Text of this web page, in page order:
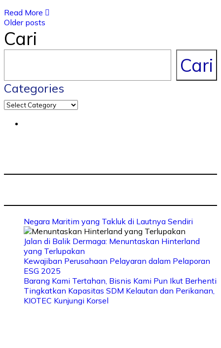
Read More
Older posts
Cari
Cari
Categories
Negara Maritim yang Takluk di Lautnya Sendiri
Jalan di Balik Dermaga: Menuntaskan Hinterland
yang Terlupakan
Kewajiban Perusahaan Pelayaran dalam Pelaporan
ESG 2025
Barang Kami Tertahan, Bisnis Kami Pun Ikut Berhenti
Tingkatkan Kapasitas SDM Kelautan dan Perikanan,
KIOTEC Kunjungi Korsel